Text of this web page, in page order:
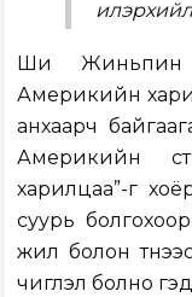
Ши Жиньпин
Америкийн
анхаарч
Америкийн
харилцаа”-г
суурь
жил болон
чиглэл болно